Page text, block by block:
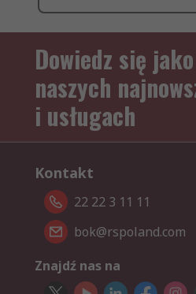
Dowiedz się
naszych
i usługach
Kontakt
22 22 3 11 11
bok@rspoland.com
Znajdź nas na